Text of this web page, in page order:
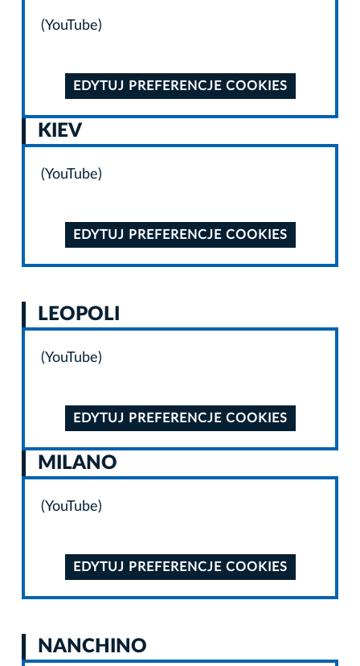
(YouTube)
EDYTUJ PREFERENCJE COOKIES
KIEV
(YouTube)
EDYTUJ PREFERENCJE COOKIES
LEOPOLI
(YouTube)
EDYTUJ PREFERENCJE COOKIES
MILANO
(YouTube)
EDYTUJ PREFERENCJE COOKIES
NANCHINO